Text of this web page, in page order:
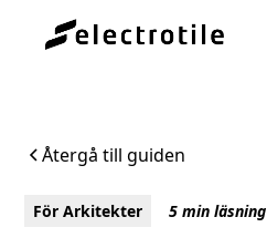
Återgå till guiden
För Arkitekter 5 min läsning